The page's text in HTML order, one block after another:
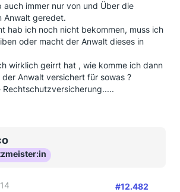
auch immer nur von und Über die
Anwalt geredet.
hab ich noch nicht bekommen, muss ich
oder macht der Anwalt dieses in
wirklich geirrt hat , wie komme ich dann
der Anwalt versichert für sowas ?
Rechtschutzversicherung.....
#12.482